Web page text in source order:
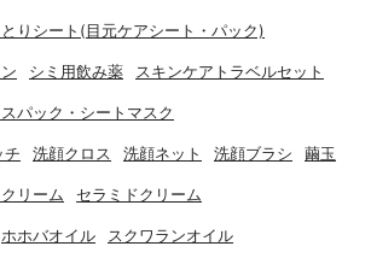
とりシート(目元ケアシート・パック)
シミ用飲み薬 スキンケアトラベルセット
パック・シートマスク
チ 洗顔クロス 洗顔ネット 洗顔ブラシ 繭玉
リーム セラミドクリーム
ホホバオイル スクワランオイル